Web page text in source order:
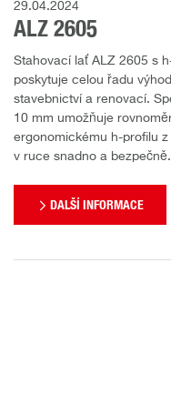
29.04.2024
ALZ 2605
Stahovací lať ALZ 2605 s
poskytuje celou řadu
stavebnictví a renovací.
10 mm umožňuje
ergonomickému h-profilu
v ruce snadno a bezpečně.
DALŠÍ INFORMACE